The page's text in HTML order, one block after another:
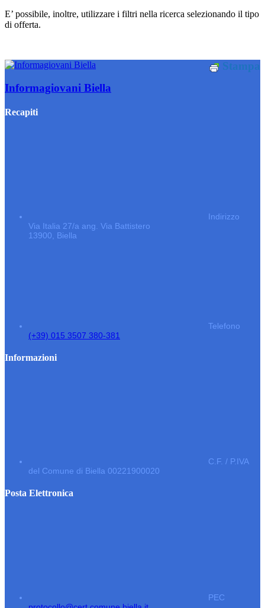
E’ possibile, inoltre, utilizzare i filtri nella ricerca selezionando il tipo
di offerta.
Stampa
Informagiovani Biella
Recapiti
Indirizzo
Via Italia 27/a ang. Via Battistero
13900, Biella
Telefono
(+39) 015 3507 380-381
Informazioni
C.F. / P.IVA
del Comune di Biella 00221900020
Posta Elettronica
PEC